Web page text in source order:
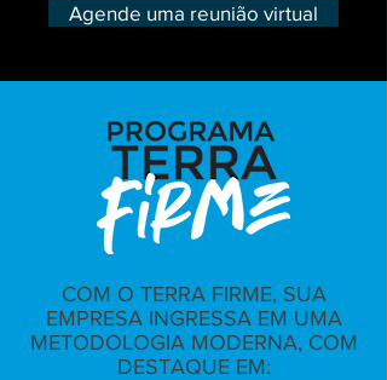
Agende uma reunião virtual
COM O TERRA FIRME, SUA
EMPRESA INGRESSA EM UMA
METODOLOGIA MODERNA, COM
DESTAQUE EM: